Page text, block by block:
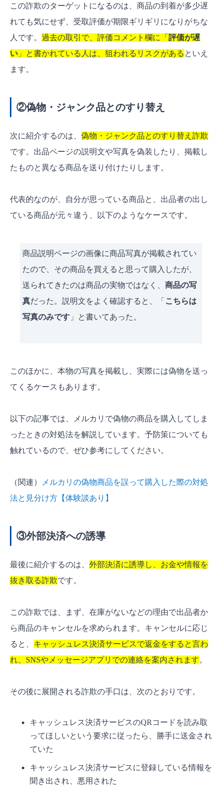
この詐欺のターゲットになるのは、商品の到着が多少遅
れても気にせず、受取評価が期限ギリギリになりがちな
人です。 過去の取引で、評価コメント欄に「 評価が遅
い 」と書かれている人は、狙われるリスクがある といえ
ます。
②偽物・ジャンク品とのすり替え
次に紹介するのは、 偽物・ジャンク品とのすり替え詐欺
です。出品ページの説明文や写真を偽装したり、掲載し
たものと異なる商品を送り付けたりします。
代表的なのが、自分が思っている商品と、出品者の出し
ている商品が元々違う、以下のようなケースです。
商品説明ページの画像に商品写真が掲載されてい
たので、その商品を買えると思って購入したが、
送られてきたのは商品の実物ではなく、商品の写
真だった。説明文をよく確認すると、「 こちらは
写真のみです 」と書いてあった。
このほかに、本物の写真を掲載し、実際には偽物を送っ
てくるケースもあります。
以下の記事では、メルカリで偽物の商品を購入してしま
ったときの対処法を解説しています。予防策についても
触れているので、ぜひ参考にしてください。
（関連）
メルカリの偽物商品を誤って購入した際の対処
法と見分け方【体験談あり】
③外部決済への誘導
最後に紹介するのは、 外部決済に誘導し、お金や情報を
抜き取る詐欺です。
この詐欺では、まず、在庫がないなどの理由で出品者か
ら商品のキャンセルを求められます。キャンセルに応じ
ると、 キャッシュレス決済サービスで返金をすると言わ
れ、SNSやメッセージアプリでの連絡を案内されます。
その後に展開される詐欺の手口は、次のとおりです。
キャッシュレス決済サービスのQRコードを読み取
ってほしいという要求に従ったら、勝手に送金され
ていた
キャッシュレス決済サービスに登録している情報を
聞き出され、悪用された